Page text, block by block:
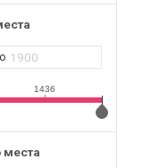
1436
места